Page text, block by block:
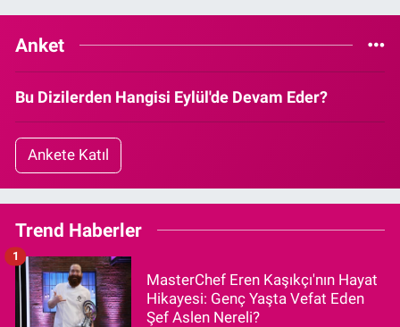
Anket
Bu Dizilerden Hangisi Eylül'de Devam Eder?
Ankete Katıl
Trend Haberler
MasterChef Eren Kaşıkçı'nın Hayat
Hikayesi: Genç Yaşta Vefat Eden
Şef Aslen Nereli?
1